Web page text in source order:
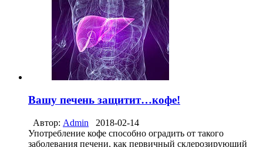
Вашу печень защитит…кофе!
Автор: Admin
2018-02-14
Употребление кофе способно оградить от такого
заболевания печени, как первичный склерозирующий